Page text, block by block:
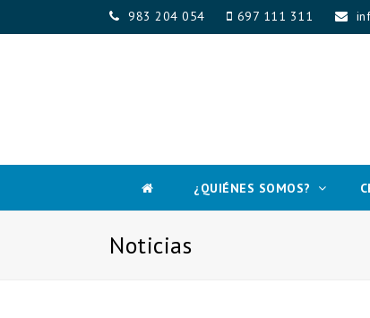
983 204 054 697 111 311
¿QUIÉNES SOMOS?
Noticias